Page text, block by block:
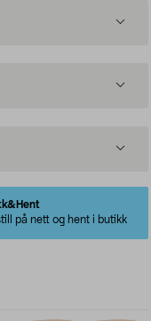
på nett og hent i butikk